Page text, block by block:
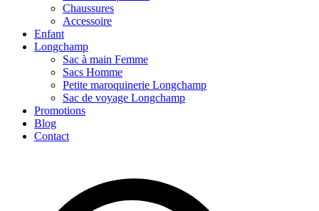
Chaussures
Accessoire
Enfant
Longchamp
Sac à main Femme
Sacs Homme
Petite maroquinerie Longchamp
Sac de voyage Longchamp
Promotions
Blog
Contact